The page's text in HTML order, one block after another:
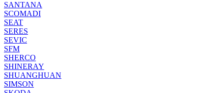
SANTANA
SCOMADI
SEAT
SERES
SEVIC
SFM
SHERCO
SHINERAY
SHUANGHUAN
SIMSON